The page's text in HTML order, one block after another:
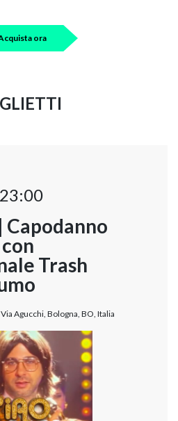
ora
Capodanno
Trash
Agucchi, Bologna, BO, Italia